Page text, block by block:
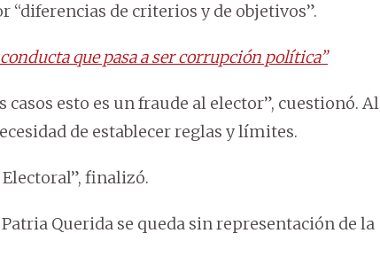
“diferencias de criterios y de objetivos”.
que pasa a ser corrupción política”
esto es un fraude al elector”, cuestionó. Al
de establecer reglas y límites.
finalizó.
Querida se queda sin representación de la